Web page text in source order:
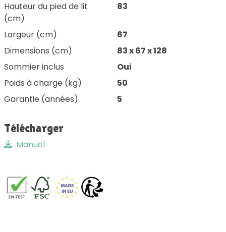
Hauteur du pied de lit
(cm)
83
Largeur (cm)
67
Dimensions (cm)
83 x 67 x 128
Sommier inclus
Oui
Poids à charge (kg)
50
Garantie (années)
5
Télécharger
Manuel